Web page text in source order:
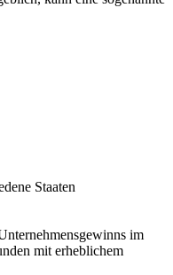
Staaten
im
mit erheblichem